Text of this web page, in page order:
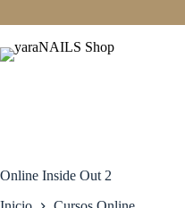
al
contenido
Online Inside Out 2